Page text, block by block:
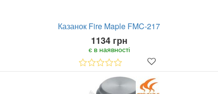
Казанок Fire Maple FMC-217
1134 грн
є в наявності